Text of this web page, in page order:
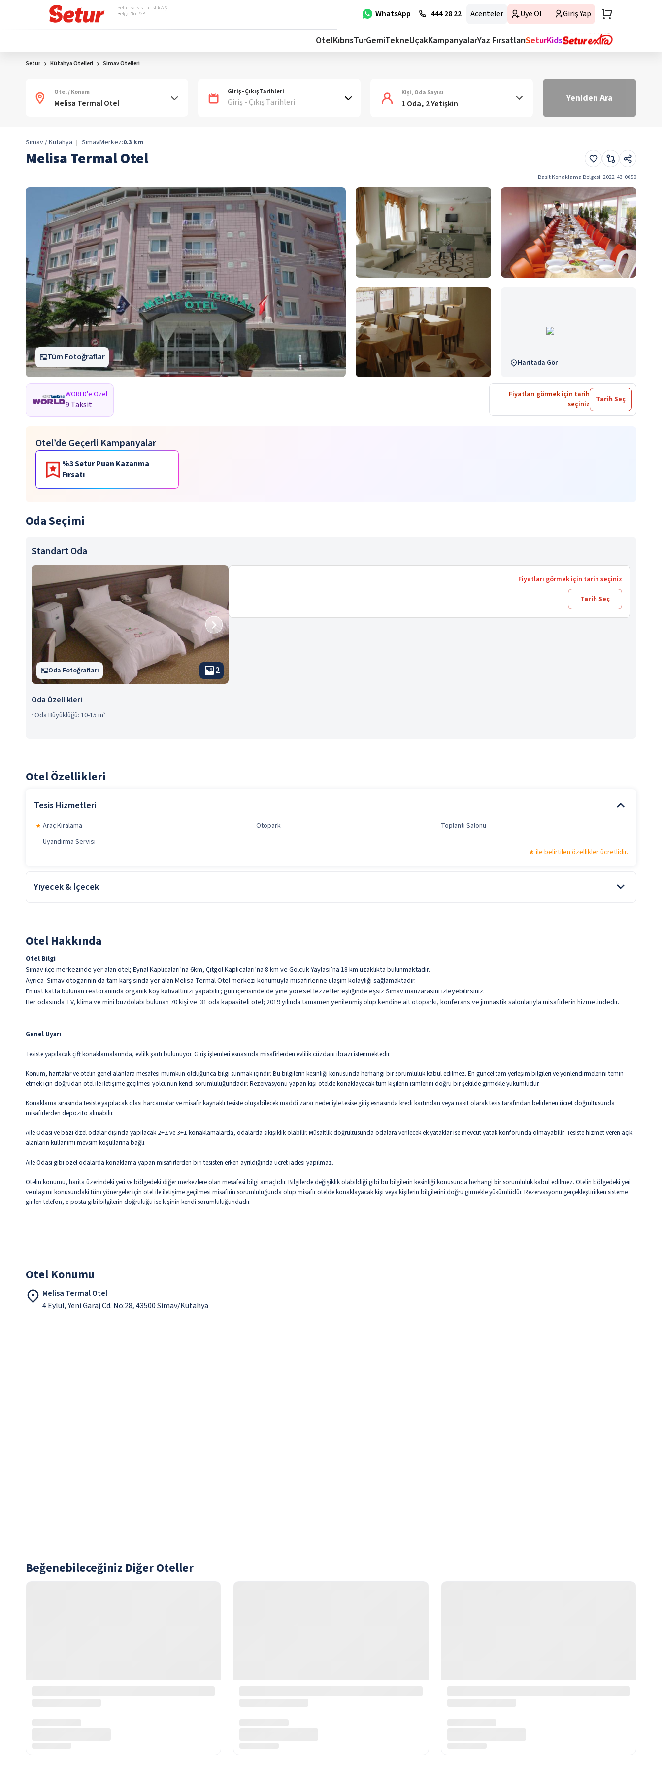
WhatsApp 444 28 22 Acenteler Üye Ol Giriş Yap
Setur Servis Turistik A.Ş.
Belge No: 728
OtelKıbrısTurGemiTekneUçakKampanyalarYaz FırsatlarıSeturKids
Setur Kütahya Otelleri Simav Otelleri
Otel / Konum Giriş - Çıkış Tarihleri
Giriş - Çıkış Tarihleri
Kişi, Oda Sayısı
1 Oda, 2 Yetişkin Yeniden Ara
Simav / Kütahya | SimavMerkez:0.3 km
Melisa Termal Otel
Basit Konaklama Belgesi:2022-43-0050
Tüm Fotoğraflar
Haritada Gör
WORLD'e Özel
9 Taksit
Fiyatları görmek için tarih
seçiniz
Tarih Seç
Otel’de Geçerli Kampanyalar
%3 Setur Puan Kazanma
Fırsatı
Oda Seçimi
Standart Oda
Oda Fotoğrafları 2
Oda Özellikleri
· Oda Büyüklüğü: 10-15 m²
Fiyatları görmek için tarih seçiniz
Tarih Seç
Otel Özellikleri
Tesis Hizmetleri
Araç Kiralama Otopark
Toplantı Salonu
Uyandırma Servisi
ile belirtilen özellikler ücretlidir.
Yiyecek & İçecek
Otel Hakkında
Otel Bilgi
Simav ilçe merkezinde yer alan otel; Eynal Kaplıcaları’na 6km, Çitgöl Kaplıcaları’na 8 km ve Gölcük Yaylası’na 18 km uzaklıkta bulunmaktadır.
Ayrıca Simav otogarının da tam karşısında yer alan Melisa Termal Otel merkezi konumuyla misafirlerine ulaşım kolaylığı sağlamaktadır.
En üst katta bulunan restoranında organik köy kahvaltınızı yapabilir; gün içerisinde de yine yöresel lezzetler eşliğinde eşsiz Simav manzarasını izleyebilirsiniz.
Her odasında TV, klima ve mini buzdolabı bulunan 70 kişi ve 31 oda kapasiteli otel; 2019 yılında tamamen yenilenmiş olup kendine ait otoparkı, konferans ve jimnastik salonlarıyla misafirlerin hizmetindedir.
Genel Uyarı
Tesiste yapılacak çift konaklamalarında, evlilk şartı bulunuyor. Giriş işlemleri esnasında misafirlerden evlilik cüzdanı ibrazı istenmektedir.
Konum, haritalar ve otelin genel alanlara mesafesi mümkün olduğunca bilgi sunmak içindir. Bu bilgilerin kesinliği konusunda herhangi bir sorumluluk kabul edilmez. En güncel tam yerleşim bilgileri ve yönlendirmelerini temin
etmek için doğrudan otel ile iletişime geçilmesi yolcunun kendi sorumluluğundadır. Rezervasyonu yapan kişi otelde konaklayacak tüm kişilerin isimlerini doğru bir şekilde girmekle yükümlüdür.
Konaklama sırasında tesiste yapılacak olası harcamalar ve misafir kaynaklı tesiste oluşabilecek maddi zarar nedeniyle tesise giriş esnasında kredi kartından veya nakit olarak tesis tarafından belirlenen ücret doğrultusunda
misafirlerden depozito alınabilir.
Aile Odası ve bazı özel odalar dışında yapılacak 2+2 ve 3+1 konaklamalarda, odalarda sıkışıklık olabilir. Müsaitlik doğrultusunda odalara verilecek ek yataklar ise mevcut yatak konforunda olmayabilir. Tesiste hizmet veren açık
alanların kullanımı mevsim koşullarına bağlı.
Aile Odası gibi özel odalarda konaklama yapan misafirlerden biri tesisten erken ayrıldığında ücret iadesi yapılmaz.
Otelin konumu, harita üzerindeki yeri ve bölgedeki diğer merkezlere olan mesafesi bilgi amaçlıdır. Bilgilerde değişiklik olabildiği gibi bu bilgilerin kesinliği konusunda herhangi bir sorumluluk kabul edilmez. Otelin bölgedeki yeri
ve ulaşımı konusundaki tüm yönergeler için otel ile iletişime geçilmesi misafirin sorumluluğunda olup misafir otelde konaklayacak kişi veya kişilerin bilgilerini doğru girmekle yükümlüdür. Rezervasyonu gerçekleştirirken sisteme
girilen telefon, e-posta gibi bilgilerin doğruluğu ise kişinin kendi sorumluluğundadır.
Otel Konumu
Melisa Termal Otel
4 Eylül, Yeni Garaj Cd. No:28, 43500 Simav/Kütahya
Beğenebileceğiniz Diğer Oteller